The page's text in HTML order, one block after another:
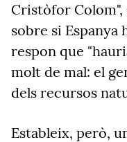
Cristòfor
sobre si Espanya
respon que
molt de mal: el
dels recursos
Estableix, però,